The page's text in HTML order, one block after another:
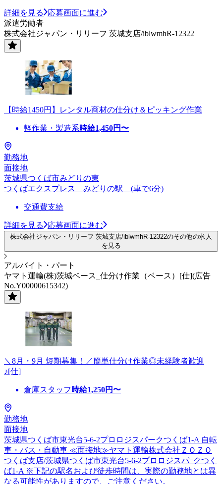
詳細を見る
応募画面に進む
派遣労働者
株式会社ジャパン・リリーフ 茨城支店/iblwmhR-12322
【時給1450円】レンタル商材の仕分け＆ピッキング作業
軽作業・製造系時給1,450円〜
勤務地
面接地
茨城県つくば市みどりの東
つくばエクスプレス みどりの駅 (車で6分)
交通費支給
詳細を見る 応募画面に進む
株式会社ジャパン・リリーフ 茨城支店/iblwmhR-12322のその他の求人
を見る
アルバイト・パート
ヤマト運輸(株)茨城ベース_仕分け作業（ベース）[仕](広告
No.Y00000615342)
＼8月・9月 短期募集！／簡単仕分け作業◎未経験者歓迎
♪[仕]
倉庫スタッフ 時給1,250円〜
勤務地
面接地
茨城県つくば市東光台5-6-2プロロジスパークつくば1-A 自転
車・バス・自動車 ≪面接地≫ヤマト運輸株式会社ＺＯＺＯ
つくば支店/茨城県つくば市東光台5-6-2プロロジスパｰクつく
ば1-A ※下記の駅名および徒歩時間は、実際の勤務地とは異
なる可能性がありますので、ご注意ください。